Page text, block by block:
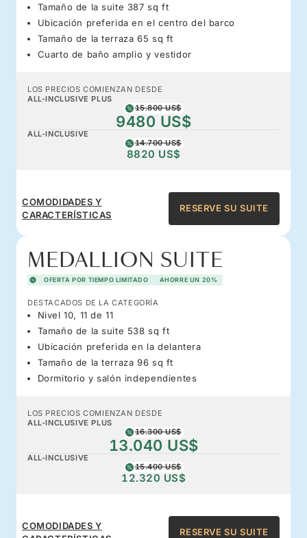
Tamaño de la suite 387 sq ft
Ubicación preferida en el centro del barco
Tamaño de la terraza 65 sq ft
Cuarto de baño amplio y vestidor
LOS PRECIOS COMIENZAN DESDE
ALL-INCLUSIVE PLUS
15.800 US$
9480 US$
ALL-INCLUSIVE
14.700 US$
8820 US$
COMODIDADES Y
CARACTERÍSTICAS
RESERVE SU SUITE
MEDALLION SUITE
OFERTA POR TIEMPO LIMITADO AHORRE UN 20%
DESTACADOS DE LA CATEGORÍA
Nivel 10, 11 de 11
Tamaño de la suite 538 sq ft
Ubicación preferida en la delantera
Tamaño de la terraza 96 sq ft
Dormitorio y salón independientes
LOS PRECIOS COMIENZAN DESDE
ALL-INCLUSIVE PLUS
16.300 US$
13.040 US$
ALL-INCLUSIVE
15.400 US$
12.320 US$
COMODIDADES Y
RESERVE SU SUITE